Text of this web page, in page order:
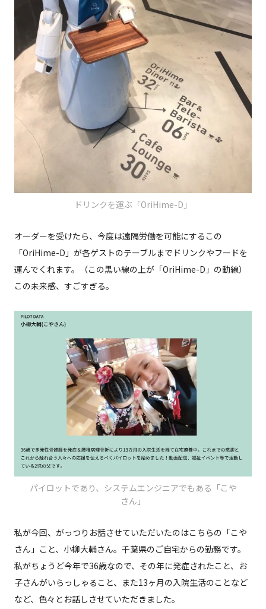
ドリンクを運ぶ「OriHime-D」
オーダーを受けたら、今度は遠隔労働を可能にするこの
「OriHime-D」が各ゲストのテーブルまでドリンクやフードを
運んでくれます。（この黒い線の上が「OriHime-D」の動線）
この未来感、すごすぎる。
パイロットであり、システムエンジニアでもある「こや
さん」
私が今回、がっつりお話させていただいたのはこちらの「こや
さん」こと、小柳大輔さん。千葉県のご自宅からの勤務です。
私がちょうど今年で36歳なので、その年に発症されたこと、お
子さんがいらっしゃること、また13ヶ月の入院生活のことなど
など、色々とお話しさせていただきました。